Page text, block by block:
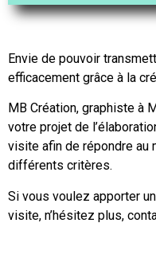
Envie de pouvoir
efficacement grâce à la
MB Création, graphiste à
votre projet de
visite afin de répondre au
différents critères.
Si vous voulez apporter
visite, n’hésitez plus,